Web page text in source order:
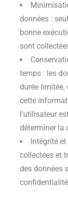
données :
bonne
sont
temps : les
durée limitée,
cette
l’utilisateur
déterminer la
Intégrité
collectées et
des données